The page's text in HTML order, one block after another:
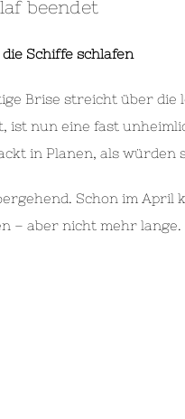
beendet
Schiffe schlafen
Brise streicht über die
ist nun eine fast
in Planen, als würden
Schon im April
– aber nicht mehr lange.